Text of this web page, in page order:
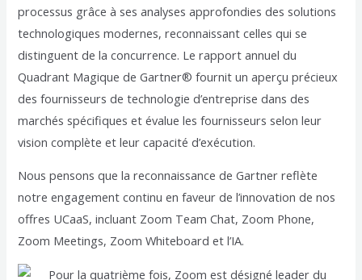
processus grâce à ses analyses approfondies des solutions
technologiques modernes, reconnaissant celles qui se
distinguent de la concurrence. Le rapport annuel du
Quadrant Magique de Gartner® fournit un aperçu précieux
des fournisseurs de technologie d’entreprise dans des
marchés spécifiques et évalue les fournisseurs selon leur
vision complète et leur capacité d’exécution.
Nous pensons que la reconnaissance de Gartner reflète
notre engagement continu en faveur de l’innovation de nos
offres UCaaS, incluant Zoom Team Chat, Zoom Phone,
Zoom Meetings, Zoom Whiteboard et l’IA.